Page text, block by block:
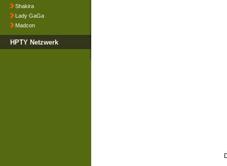
Shakira
Lady GaGa
Madcon
HPTY Netzwerk